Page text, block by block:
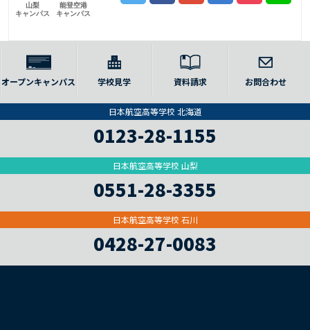
山梨
キャンパス
能登空港
キャンパス
オープンキャンパス 学校見学 資料請求 お問合わせ
日本航空高等学校 北海道
0123-28-1155
日本航空高等学校 山梨
0551-28-3355
日本航空高等学校 石川
0428-27-0083